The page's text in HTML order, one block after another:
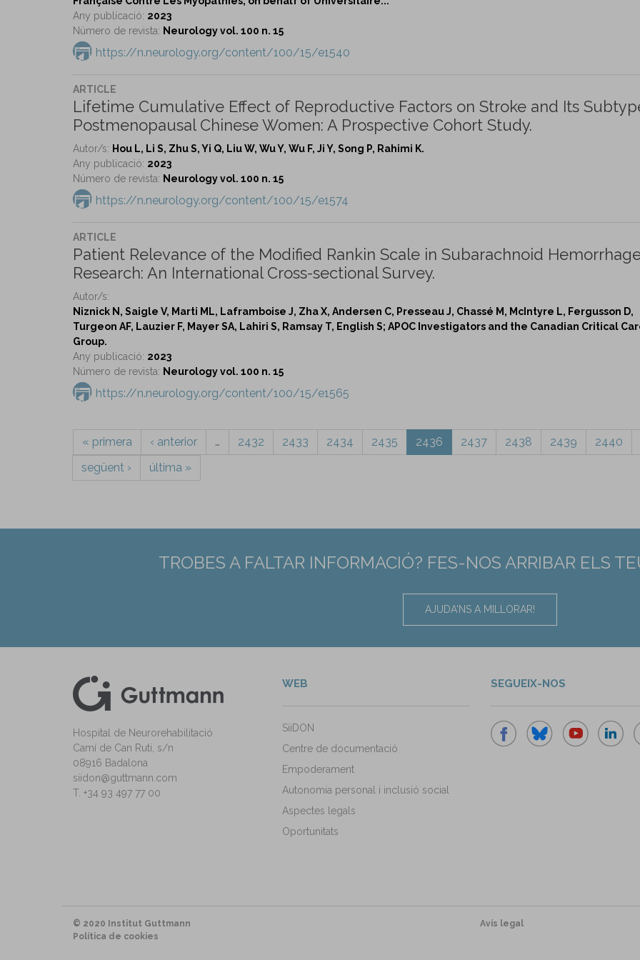
Any publicació: 2023
Número de revista: Neurology vol. 100 n. 15
https://n.neurology.org/content/100/15/e1540
ARTICLE
Lifetime Cumulative Effect of Reproductive Factors on Stroke and Its
Postmenopausal Chinese Women: A Prospective Cohort Study.
Autor/s: Hou L, Li S, Zhu S, Yi Q, Liu W, Wu Y, Wu F, Ji Y, Song P, Rahimi K.
Any publicació: 2023
Número de revista: Neurology vol. 100 n. 15
https://n.neurology.org/content/100/15/e1574
ARTICLE
Patient Relevance of the Modified Rankin Scale in Subarachnoid
Research: An International Cross-sectional Survey.
Autor/s:
Niznick N, Saigle V, Marti ML, Laframboise J, Zha X, Andersen C, Presseau J, Chassé M, McIntyre L, Fergusson D,
Turgeon AF, Lauzier F, Mayer SA, Lahiri S, Ramsay T, English S; APOC Investigators and the Canadian Critical
Group.
Any publicació: 2023
Número de revista: Neurology vol. 100 n. 15
https://n.neurology.org/content/100/15/e1565
« primera ‹ anterior … 2432 2433 2434 2435 2436 2437 2438 2439
2440
següent ›
última »
TROBES A FALTAR INFORMACIÓ? FES-NOS ARRIBAR ELS
AJUDA'NS A MILLORAR!
Hospital de Neurorehabilitació
Camí de Can Ruti, s/n
08916 Badalona
siidon@guttmann.com
T. +34 93 497 77 00
WEB
SiiDON
Centre de documentació
Empoderament
Autonomia personal i inclusió social
Aspectes legals
Oportunitats
SEGUEIX-NOS
© 2020 Institut Guttmann
Avís legal
Política de cookies